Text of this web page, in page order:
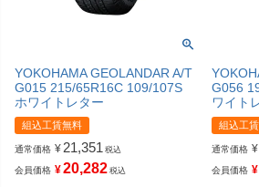
YOKOHAMA GEOLANDAR A/T
G015 215/65R16C 109/107S
ホワイトレター
組込工賃無料
通常価格 ¥ 21,351 税込
会員価格 ¥20,282 税込
G056
ワイト
組込工
通常価格 ¥
会員価格 ¥